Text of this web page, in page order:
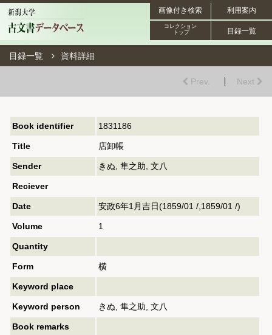
利用案内
画像付き検索
目録一覧
コレクション
トップ
目録一覧 資料詳細
Prev. Next
Book identifier 1831186
Title 店卸帳
Sender きぬ, 隼之助, 文八
Reciever
Date 安政6年1月吉日(1859/01 /,1859/01 /)
Volume 1
Quantity
Form 横
Keyword place
Keyword person きぬ, 隼之助, 文八
Book remarks